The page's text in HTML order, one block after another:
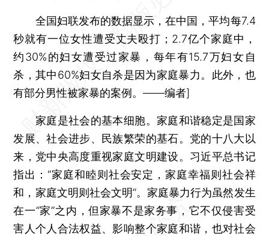
全国妇联发布的数据显示，在中国，平均每7.4
秒就有一位女性遭受丈夫殴打；2.7亿个家庭中，
约30%的妇女遭受过家暴，每年有15.7万妇女自
杀，其中60%妇女自杀是因为家庭暴力。此外，也
有部分男性被家暴的案例。——编者]
家庭是社会的基本细胞。家庭和谐稳定是国家
发展、社会进步、民族繁荣的基石。党的十八大以
来，党中央高度重视家庭文明建设。习近平总书记
指出：“家庭和睦则社会安定，家庭幸福则社会祥
和，家庭文明则社会文明”。家庭暴力行为虽然发生
在一“家”之内，但家暴不是家务事，它不仅侵害受
害人个人合法权益、影响整个家庭和谐，也对社会